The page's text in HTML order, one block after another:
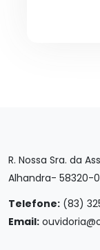
R. Nossa Sra. da
Alhandra- 58320-
Telefone: (83)
Email: